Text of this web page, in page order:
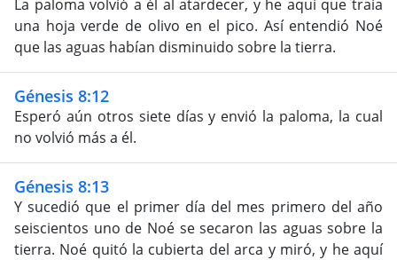
La paloma volvió a él al atardecer, y he aquí que traía
una hoja verde de olivo en el pico. Así entendió Noé
que las aguas habían disminuido sobre la tierra.
Génesis 8:12
Esperó aún otros siete días y envió la paloma, la cual
no volvió más a él.
Génesis 8:13
Y sucedió que el primer día del mes primero del año
seiscientos uno de Noé se secaron las aguas sobre la
tierra. Noé quitó la cubierta del arca y miró, y he aquí